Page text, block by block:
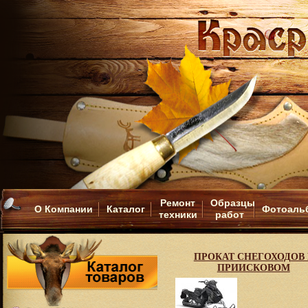
О Компании Каталог
Ремонт
техники
Образцы
работ
ПРОКАТ СНЕГОХОДОВ
ПРИИСКОВОМ